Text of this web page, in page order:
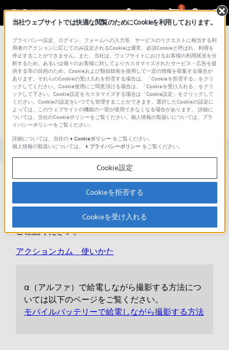
0
総合サポート・お問い合わせ
文書番号 : S1501220069463 / 最終更新日 : 2024/05/28
給電しながら撮影できますか？
（アクションカム）
対象製品カテゴリー・製品
USBポータブル電源や充電器を使って、アクセサリー
に給電しながら撮影できます。
撮影方法については以下の使いかたページから、お使
いのアクションカムのヘルプガイドやハンドブックを
ご確認ください。
アクションカム 使いかた
α（アルファ）で給電しながら撮影する方法につ
いては以下のページをご覧ください。
モバイルバッテリーで給電しながら撮影する方法
当社ウェブサイトでは快適な閲覧のためにCookieを利用しております。
プライバシー設定、ログイン、フォームへの入力等、サービスのリクエストに相当する利
用者のアクションに応じてのみ設定されるCookieは通常、必須Cookieと呼ばれ、利用を
停止することができません。また、当社は、ウェブサイトにおけるお客様の利用状況を分
析するため、あるいは個々のお客様に対してよりカスタマイズされたサービス・広告を提
供する等の目的のため、Cookieおよび類似技術を使用して一定の情報を収集する場合が
あります。それらのCookieの受け入れを拒否する場合は、「Cookieを拒否する」をクリ
ックしてください。Cookie使用にご同意頂ける場合は、「Cookieを受け入れる」をクリ
ックして下さい。Cookie設定をカスタマイズする場合は「Cookie設定」をクリックして
ください。Cookieの設定をいつでも管理することができます。選択したCookieの設定に
よっては、このウェブサイトの機能の一部が使用できなくなる場合があります。 詳細に
ついては、当社のCookieポリシーをご覧ください。個人情報の取扱いについては、プラ
イバシーポリシーをご覧ください。
詳細については、当社の
Cookieポリシー をご覧ください。
個人情報の取扱いについては、
プライバシーポリシー をご覧ください。
Cookie設定
Cookieを拒否する
Cookieを受け入れる